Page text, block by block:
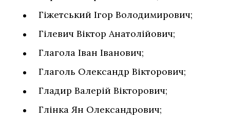
Гіжетський Ігор Володимирович;
Гілевич Віктор Анатолійович;
Глагола Іван Іванович;
Глаголь Олександр Вікторович;
Гладир Валерій Вікторович;
Глінка Ян Олександрович;